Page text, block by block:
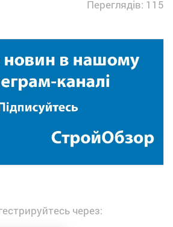
Переглядів: 115
через: